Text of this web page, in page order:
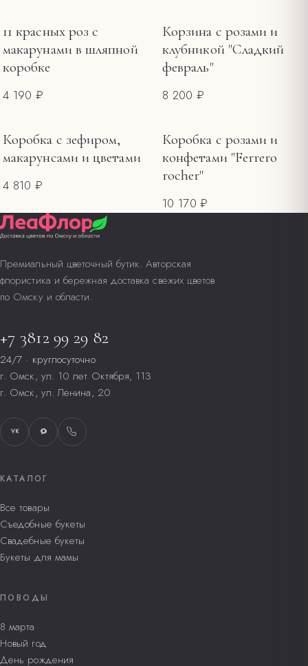
11 красных роз с
макарунами в шляпной
коробке
4 190 ₽
Корзина с розами и
клубникой "Сладкий
февраль"
8 200 ₽
Коробка с зефиром,
макарунсами и цветами
4 810 ₽
НЕТ В НАЛИЧИИ
Коробка с розами и
конфетами "Ferrero
rocher"
10 170 ₽
Премиальный цветочный бутик. Авторская
флористика и бережная доставка свежих цветов
по Омску и области.
+7 3812 99 29 82
24/7 · круглосуточно
г. Омск, ул. 10 лет Октября, 113
г. Омск, ул. Ленина, 20
VK
КАТАЛОГ
Все товары
Съедобные букеты
Свадебные букеты
Букеты для мамы
ПОВОДЫ
8 марта
Новый год
День рождения